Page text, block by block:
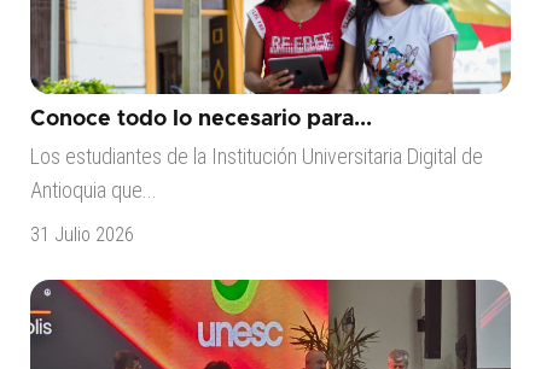
Conoce todo lo necesario para...
Los estudiantes de la Institución Universitaria Digital de
Antioquia que...
31 Julio 2026